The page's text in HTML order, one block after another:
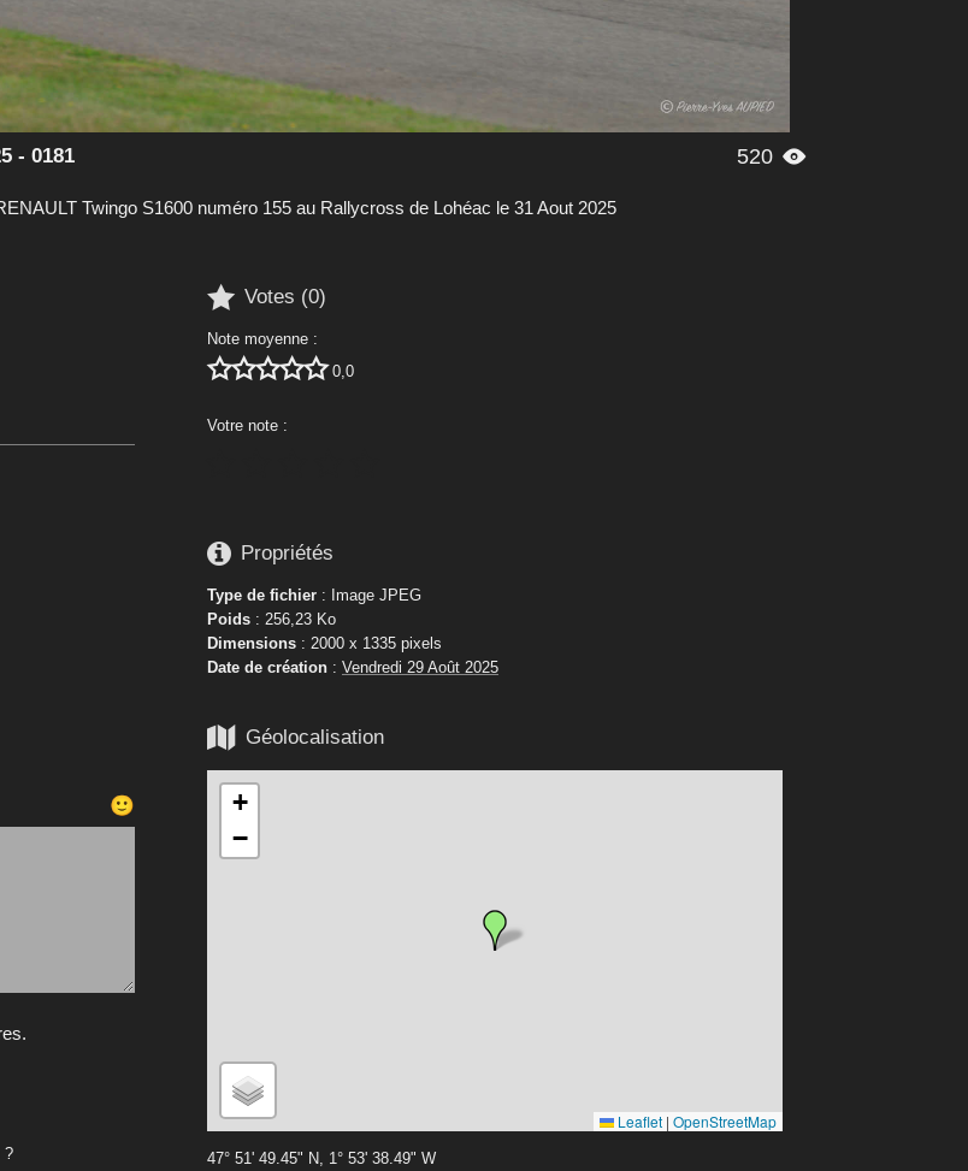
520 
- 0181
Twingo S1600 numéro 155 au Rallycross de Lohéac le 31 Aout 2025
 Votes (0)
Note moyenne :
 0,0
Votre note :
 Propriétés
Type de fichier : Image JPEG
Poids : 256,23 Ko
Dimensions : 2000 x 1335 pixels
Date de création : Vendredi 29 Août 2025
 Géolocalisation
+
−
Leaflet | OpenStreetMap
47° 51' 49.45" N, 1° 53' 38.49" W
🙂
?